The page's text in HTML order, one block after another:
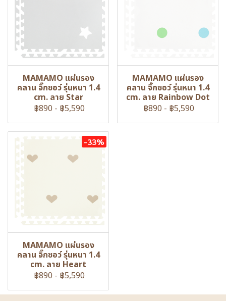
MAMAMO แผ่นรอง
คลาน จิ๊กซอว์ รุ่นหนา 1.4
cm. ลาย Star
฿890 - ฿5,590
MAMAMO แผ่นรอง
คลาน จิ๊กซอว์ รุ่นหนา 1.4
cm. ลาย Rainbow Dot
฿890 - ฿5,590
-33%
MAMAMO แผ่นรอง
คลาน จิ๊กซอว์ รุ่นหนา 1.4
cm. ลาย Heart
฿890 - ฿5,590